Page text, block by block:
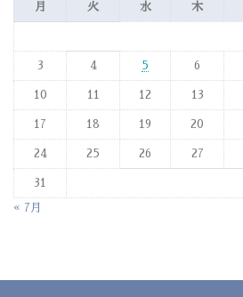
月 火 水 木
3 4 5 6
10 11 12 13
17 18 19 20
24 25 26 27
31
« 7月